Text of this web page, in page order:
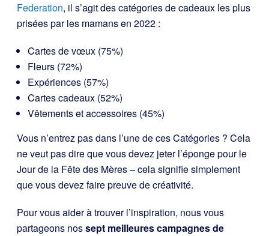
Federation, il s’agit des catégories de cadeaux les plus
prisées par les mamans en 2022 :
Cartes de vœux (75%)
Fleurs (72%)
Expériences (57%)
Cartes cadeaux (52%)
Vêtements et accessoires (45%)
Vous n’entrez pas dans l’une de ces Catégories ? Cela
ne veut pas dire que vous devez jeter l’éponge pour le
Jour de la Fête des Mères – cela signifie simplement
que vous devez faire preuve de créativité.
Pour vous aider à trouver l’inspiration, nous vous
partageons nossept meilleures campagnes de